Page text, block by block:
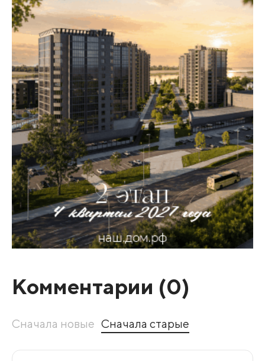
Комментарии (0)
Сначала новые Сначала старые